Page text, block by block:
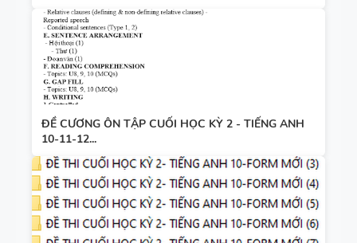
ĐỀ CƯƠNG ÔN TẬP CUỐI HỌC KỲ 2 - TIẾNG ANH
10-11-12...